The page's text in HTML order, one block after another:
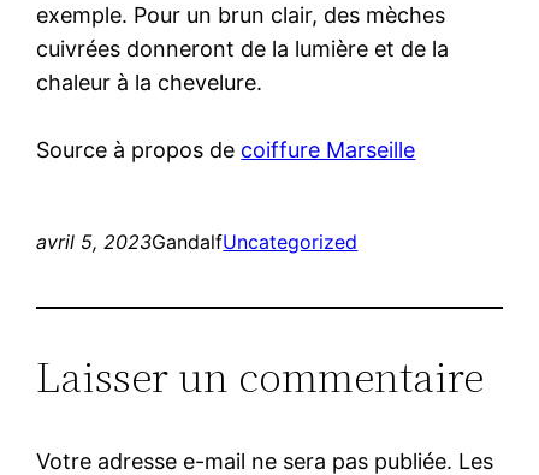
exemple. Pour un brun clair, des mèches
cuivrées donneront de la lumière et de la
chaleur à la chevelure.
Source à propos de coiffure Marseille
avril 5, 2023GandalfUncategorized
Laisser un commentaire
Votre adresse e-mail ne sera pas publiée. Les